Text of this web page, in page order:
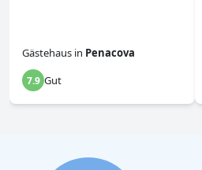
Gästehaus in Penacova
7.9 Gut